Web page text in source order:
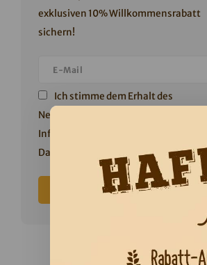
exklusiven 10% Willkommensrabatt
sichern!
Ich stimme dem Erhalt des
Newsletters zu. Weitere
Informationen finden Sie in unserer
Datenschutzerklärung.
Abonnieren